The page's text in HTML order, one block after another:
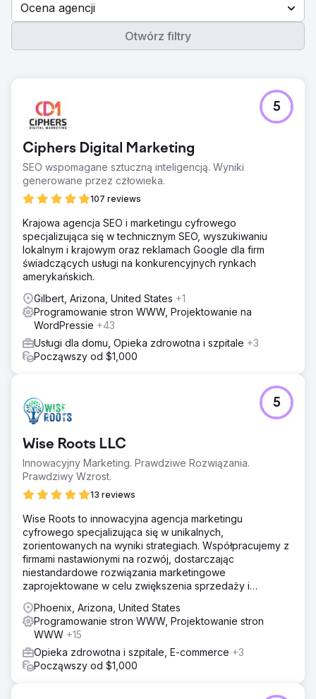
Ocena agencji
Otwórz filtry
Ciphers Digital Marketing
SEO wspomagane sztuczną inteligencją. Wyniki
generowane przez człowieka.
107 reviews
5
Krajowa agencja SEO i marketingu cyfrowego
specjalizująca się w technicznym SEO, wyszukiwaniu
lokalnym i krajowym oraz reklamach Google dla firm
świadczących usługi na konkurencyjnych rynkach
amerykańskich.
Gilbert, Arizona, United States +1
Programowanie stron WWW, Projektowanie na
WordPressie +43
Usługi dla domu, Opieka zdrowotna i szpitale +3
Począwszy od $1,000
Wise Roots LLC
Innowacyjny Marketing. Prawdziwe Rozwiązania.
Prawdziwy Wzrost.
13 reviews
5
Wise Roots to innowacyjna agencja marketingu
cyfrowego specjalizująca się w unikalnych,
zorientowanych na wyniki strategiach. Współpracujemy z
firmami nastawionymi na rozwój, dostarczając
niestandardowe rozwiązania marketingowe
zaprojektowane w celu zwiększenia sprzedaży i
Phoenix, Arizona, United States
Programowanie stron WWW, Projektowanie stron
WWW +15
Opieka zdrowotna i szpitale, E-commerce +3
Począwszy od $1,000